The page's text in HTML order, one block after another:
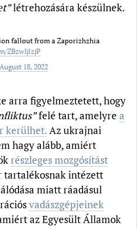
létrehozására készülnek.
fallout from a Zaporizhzhia
ZBzwIjlzjP
August 18, 2022
arra figyelmeztetett, hogy
felé tart, amelyre a
kerülhet.Az ukrajnai
hagy alább, amiért
részleges mozgósítást
tartalékosnak intézett
miatt ráadásul
vadászgépjeinek
az Egyesült Államok